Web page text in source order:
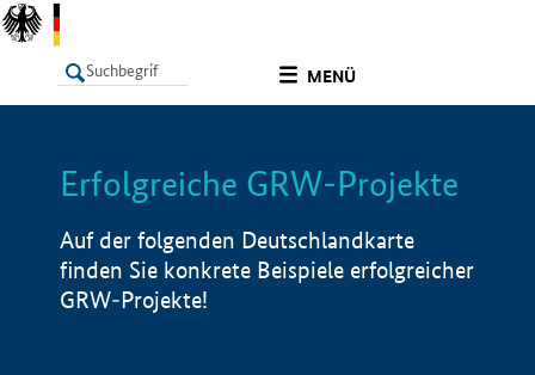
MENÜ
LISTE Info
Erfolgreiche GRW-Projekte
Auf der folgenden Deutschlandkarte
finden Sie konkrete Beispiele erfolgreicher
GRW-Projekte!